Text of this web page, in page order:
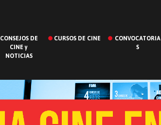
CONSEJOS DE
CINE y
NOTICIAS
CURSOS DE CINE
CONVOCATORIA
S